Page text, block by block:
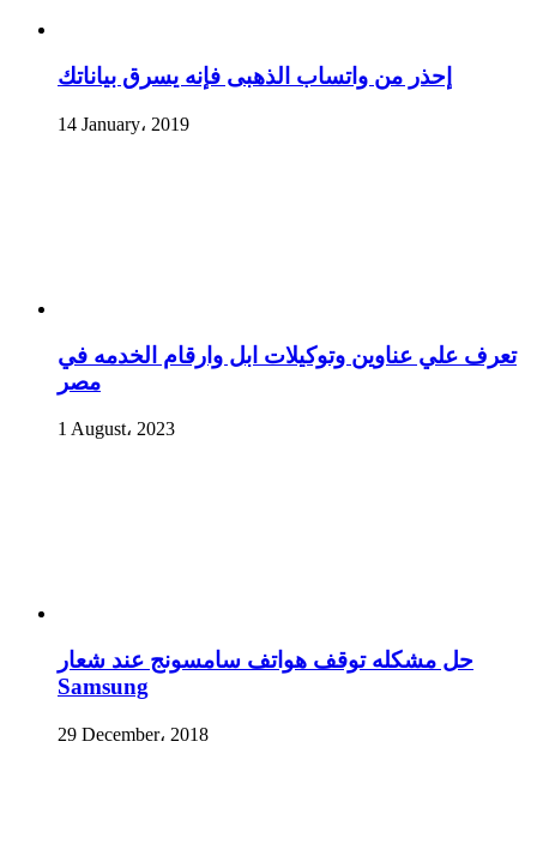
إحذر من واتساب الذهبى فإنه يسرق بياناتك
14 January، 2019
تعرف علي عناوين وتوكيلات ابل وارقام الخدمه في
مصر
1 August، 2023
حل مشكله توقف هواتف سامسونج عند شعار
Samsung
29 December، 2018